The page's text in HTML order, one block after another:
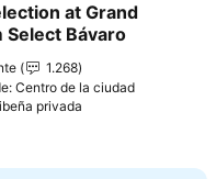
a favoritos
at Grand
Select Bávaro
1.268
Centro de la ciudad
privada